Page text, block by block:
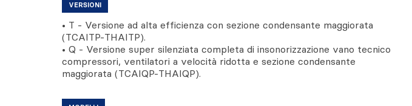
VERSIONI
• T - Versione ad alta efficienza con sezione condensante maggiorata
(TCAITP-THAITP).
• Q - Versione super silenziata completa di insonorizzazione vano tecnico
compressori, ventilatori a velocità ridotta e sezione condensante
maggiorata (TCAIQP-THAIQP).